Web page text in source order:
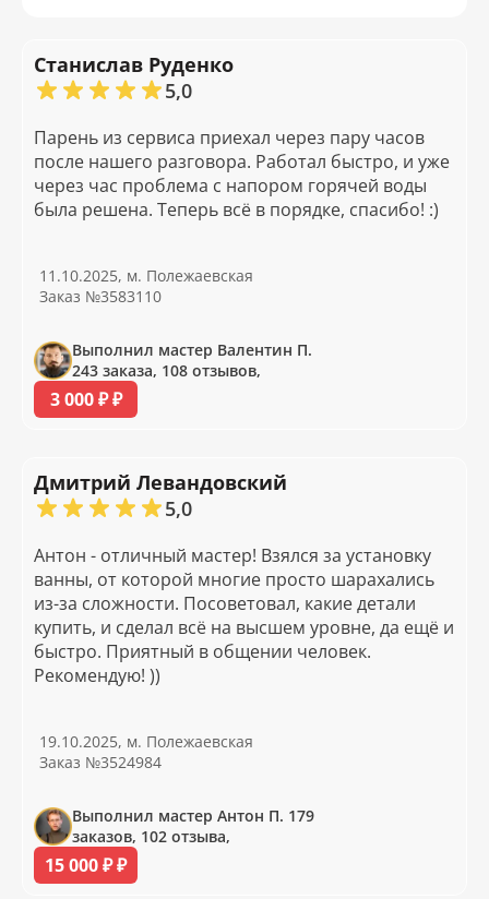
Станислав Руденко
5,0
Парень из сервиса приехал через пару часов
после нашего разговора. Работал быстро, и уже
через час проблема с напором горячей воды
была решена. Теперь всё в порядке, спасибо! :)
11.10.2025, м. Полежаевская
Заказ №3583110
Выполнил мастер Валентин П.
243 заказа, 108 отзывов,
3 000 ₽ ₽
Дмитрий Левандовский
5,0
Антон - отличный мастер! Взялся за установку
ванны, от которой многие просто шарахались
из-за сложности. Посоветовал, какие детали
купить, и сделал всё на высшем уровне, да ещё и
быстро. Приятный в общении человек.
Рекомендую! ))
19.10.2025, м. Полежаевская
Заказ №3524984
Выполнил мастер Антон П. 179
заказов, 102 отзыва,
15 000 ₽ ₽